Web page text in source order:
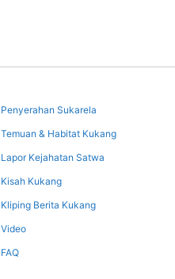
Penyerahan Sukarela
Temuan & Habitat Kukang
Lapor Kejahatan Satwa
Kisah Kukang
Kliping Berita Kukang
Video
FAQ